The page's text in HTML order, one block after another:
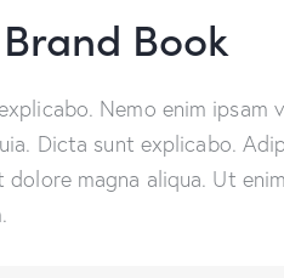
Book
Nemo enim
Dicta sunt explicabo.
dolore magna aliqua. Ut